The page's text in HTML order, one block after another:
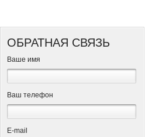
ОБРАТНАЯ СВЯЗЬ
Ваше имя
Ваш телефон
Е-mail